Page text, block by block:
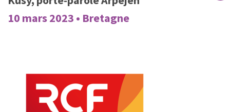
10 mars 2023 • Bretagne